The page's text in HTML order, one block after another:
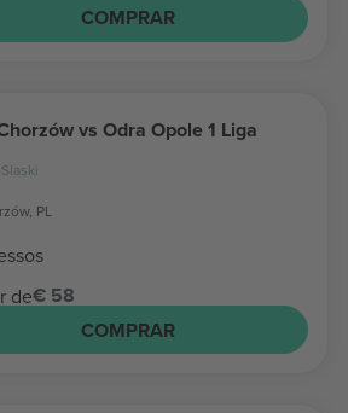
COMPRAR
vs Odra Opole 1 Liga
PL
de€ 58
COMPRAR